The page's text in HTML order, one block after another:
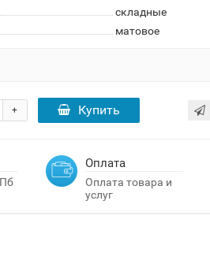
складные
матовое
+ Купить
Оплата
Оплата товара и
услуг